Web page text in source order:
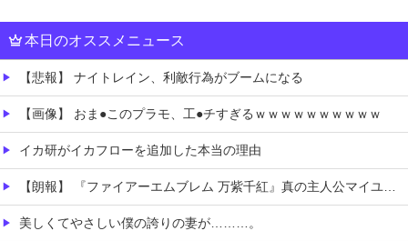
本日のオススメニュース
【悲報】 ナイトレイン、利敵行為がブームになる
【画像】 おま●このプラモ、工●チすぎるｗｗｗｗｗｗｗｗｗｗ
イカ研がイカフローを追加した本当の理由
【朗報】 『ファイアーエムブレム 万紫千紅』真の主人公マイユニはキャラメイクが可能
美しくてやさしい僕の誇りの妻が………。